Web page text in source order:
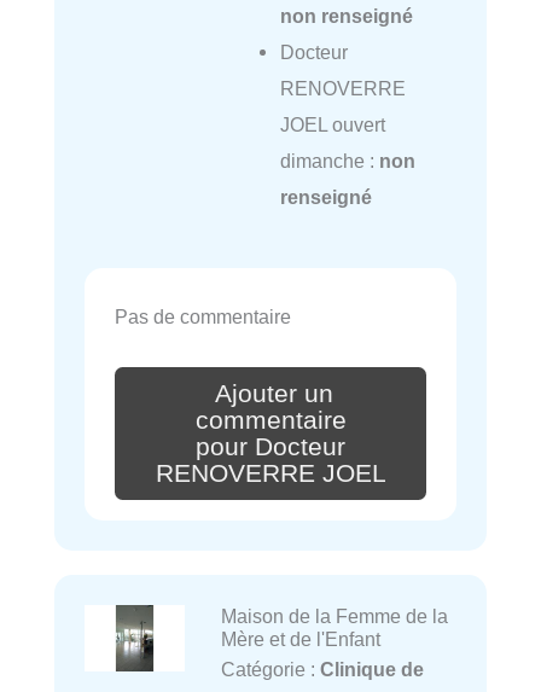
non renseigné
Docteur
RENOVERRE
JOEL ouvert
dimanche : non
renseigné
Pas de commentaire
Ajouter un
commentaire
pour Docteur
RENOVERRE JOEL
Maison de la Femme de la
Mère et de l'Enfant
Catégorie : Clinique de